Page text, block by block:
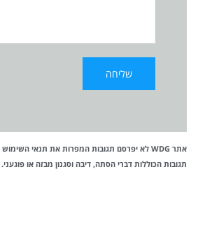
אתר WDG לא יפרסם תגובות המפרות את תנאי השימוש
תגובות הכוללות דברי הסתה, דיבה וסגנון מבזה או פוגעני.